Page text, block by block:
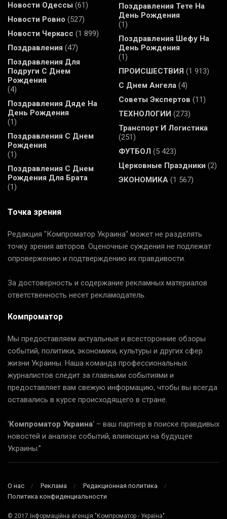
Новости Одессы (61)
Новости Ровно (527)
Новости Черкасс (1 899)
Поздравления (47)
Поздравления Для
Подруги С Днем
Рождения
(4)
Поздравления Дяде На
День Рождения
(1)
Поздравления С Днем
Рождения
(1)
Поздравления С Днем
Рождения Для Брата
(1)
Поздравления Тете На
День Рождения
(1)
Поздравления Шефу На
День Рождения
(1)
ПРОИСШЕСТВИЯ (1 913)
С Днем Ангела (4)
Советы Экспертов (11)
ТЕХНОЛОГИИ (273)
Транспорт И Логистика
(251)
ФУТБОЛ (5 423)
Церковные Праздники (2)
ЭКОНОМИКА (1 567)
Точка зрения
Редакция "Компроматор Украина" может не разделять
точку зрения авторов. Оценочные суждения не подлежат
опровержению и подтверждению их правдивости.
За достоверность и содержание рекламных материалов
ответственность несет рекламодатель.
Компроматор
Мы предоставляем актуальные и всесторонние обзоры
событий, политики, экономики, культуры и других сфер
жизни Украины. Наша команда профессиональных
журналистов следит за главными событиями и
предоставляет вам свежую информацию, чтобы вы всегда
оставались в курсе происходящего в стране.
‘Компроматор Украина‘ – ваш партнер в поиске правдивых
новостей и анализе событий, влияющих на будущее
Украины.”
О нас Реклама
Редакционная политика
Политика конфиденциальности
© 2017 Інформаційна агенція "Компроматор - Україна"